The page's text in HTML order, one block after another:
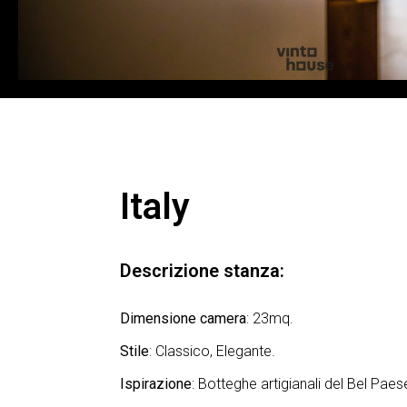
Italy
Descrizione stanza:
Dimensione camera: 23mq.
Stile: Classico, Elegante.
Ispirazione: Botteghe artigianali del Bel